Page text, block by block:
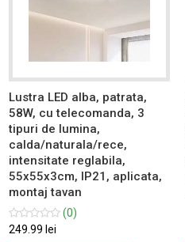
Lustra LED alba, patrata,
58W, cu telecomanda, 3
tipuri de lumina,
calda/naturala/rece,
intensitate reglabila,
55x55x3cm, IP21, aplicata,
montaj tavan
(0)
249.99 lei